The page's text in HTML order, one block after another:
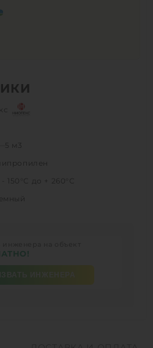
5 м3
- 150°С до + 260°С